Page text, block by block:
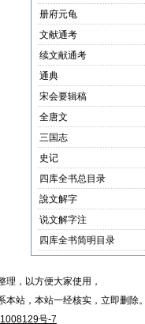
册府元龟
文献通考
续文献通考
通典
宋会要辑稿
全唐文
三国志
史记
四库全书总目录
說文解字
说文解字注
四库全书简明目录
，以方便大家使用，
站，本站一经核实，立即删除。
号-7